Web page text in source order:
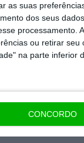
as suas
dos seus
processamento.
ou retirar seu
na parte inferior
CONCORDO
pedido do